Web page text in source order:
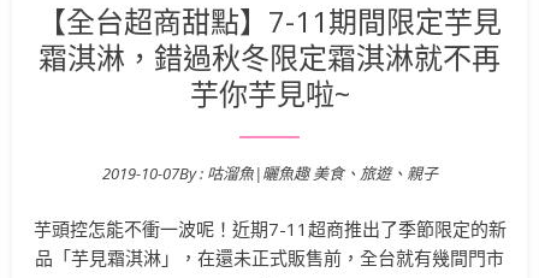
【全台超商甜點】7-11期間限定芋見
霜淇淋，錯過秋冬限定霜淇淋就不再
芋你芋見啦~
Posted on
2019-10-07By : 咕溜魚|曬魚趣 美食、旅遊、親子
芋頭控怎能不衝一波呢！近期7-11超商推出了季節限定的新
品「芋見霜淇淋」，在還未正式販售前，全台就有幾間門市